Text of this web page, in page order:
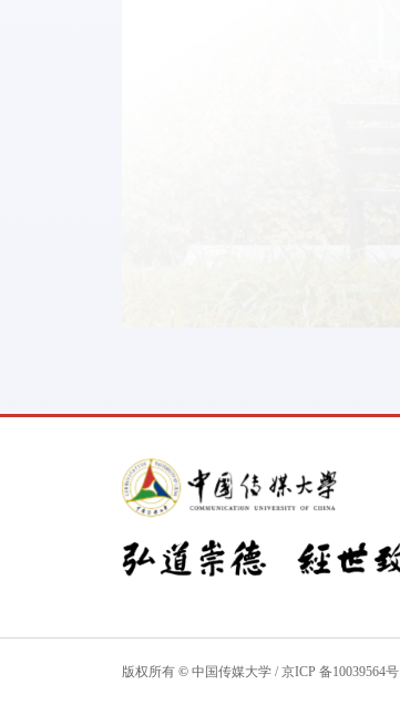
版权所有© 中国传媒大学 /京ICP 备10039564号